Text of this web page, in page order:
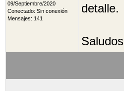
09/Septiembre/2020
Conectado: Sin conexión
Mensajes: 141
detalle.
Saludos